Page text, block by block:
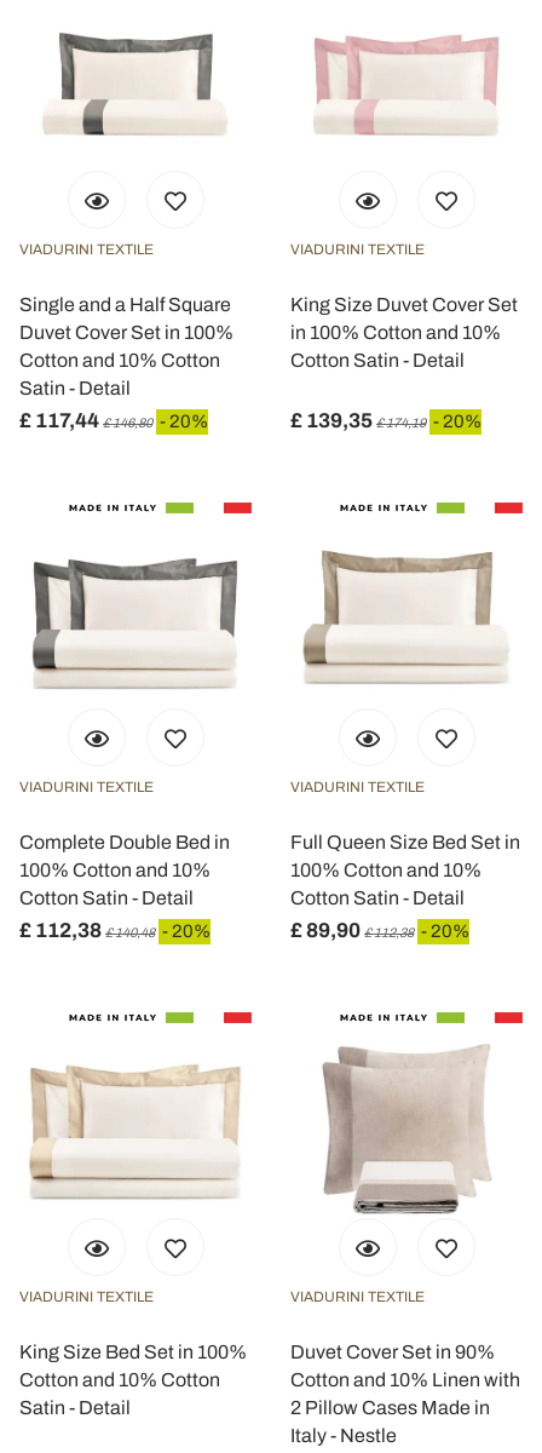
VIADURINI TEXTILE
Single and a Half Square
Duvet Cover Set in 100%
Cotton and 10% Cotton
Satin - Detail
£ 117,44 £ 146,80 - 20%
VIADURINI TEXTILE
King Size Duvet Cover Set
in 100% Cotton and 10%
Cotton Satin - Detail
£ 139,35 £ 174,19 - 20%
VIADURINI TEXTILE
Complete Double Bed in
100% Cotton and 10%
Cotton Satin - Detail
£ 112,38 £ 140,48 - 20%
VIADURINI TEXTILE
Full Queen Size Bed Set in
100% Cotton and 10%
Cotton Satin - Detail
£ 89,90 £ 112,38 - 20%
VIADURINI TEXTILE
King Size Bed Set in 100%
Cotton and 10% Cotton
Satin - Detail
VIADURINI TEXTILE
Duvet Cover Set in 90%
Cotton and 10% Linen with
2 Pillow Cases Made in
Italy - Nestle